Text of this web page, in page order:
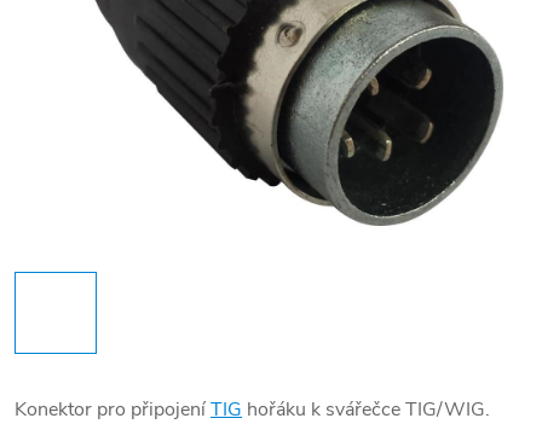
Konektor pro připojeníTIG hořáku k svářečce TIG/WIG.